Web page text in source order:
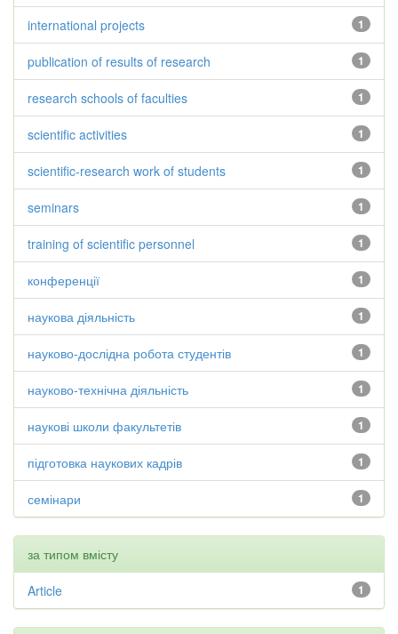
1
international projects
1
publication of results of research
1
research schools of faculties
1
scientific activities
1
scientific-research work of students
1
seminars
1
training of scientific personnel
1
конференції
1
наукова діяльність
1
науково-дослідна робота студентів
1
науково-технічна діяльність
1
наукові школи факультетів
1
підготовка наукових кадрів
1
семінари
за типом вмісту
1
Article